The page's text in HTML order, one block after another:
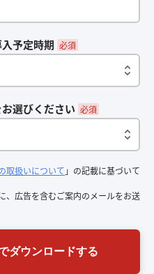
予定時期 *
選びください *
取扱いについて 」の記載に基づいて
、広告を含むご案内のメールをお送